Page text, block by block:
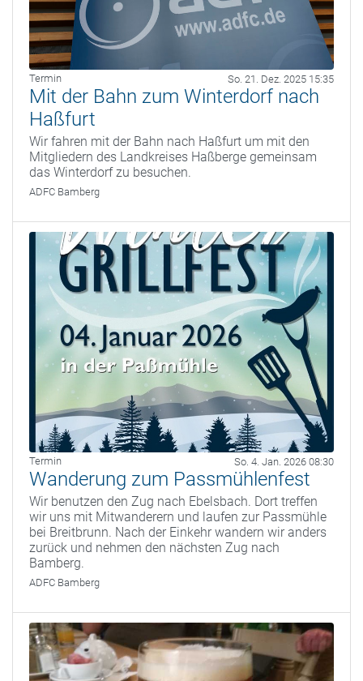
Termin So. 21. Dez. 2025 15:35
Mit der Bahn zum Winterdorf nach
Haßfurt
Wir fahren mit der Bahn nach Haßfurt um mit den
Mitgliedern des Landkreises Haßberge gemeinsam
das Winterdorf zu besuchen.
ADFC Bamberg
Termin So. 4. Jan. 2026 08:30
Wanderung zum Passmühlenfest
Wir benutzen den Zug nach Ebelsbach. Dort treffen
wir uns mit Mitwanderern und laufen zur Passmühle
bei Breitbrunn. Nach der Einkehr wandern wir anders
zurück und nehmen den nächsten Zug nach
Bamberg.
ADFC Bamberg